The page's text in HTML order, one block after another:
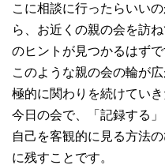
こに相談に行ったらいい
ら、お近くの親の会を訪
のヒントが見つかるはずで
このような親の会の輪が
極的に関わりを続けていき
今日の会で、「記録する」
自己を客観的に見る方法
に残すことです。